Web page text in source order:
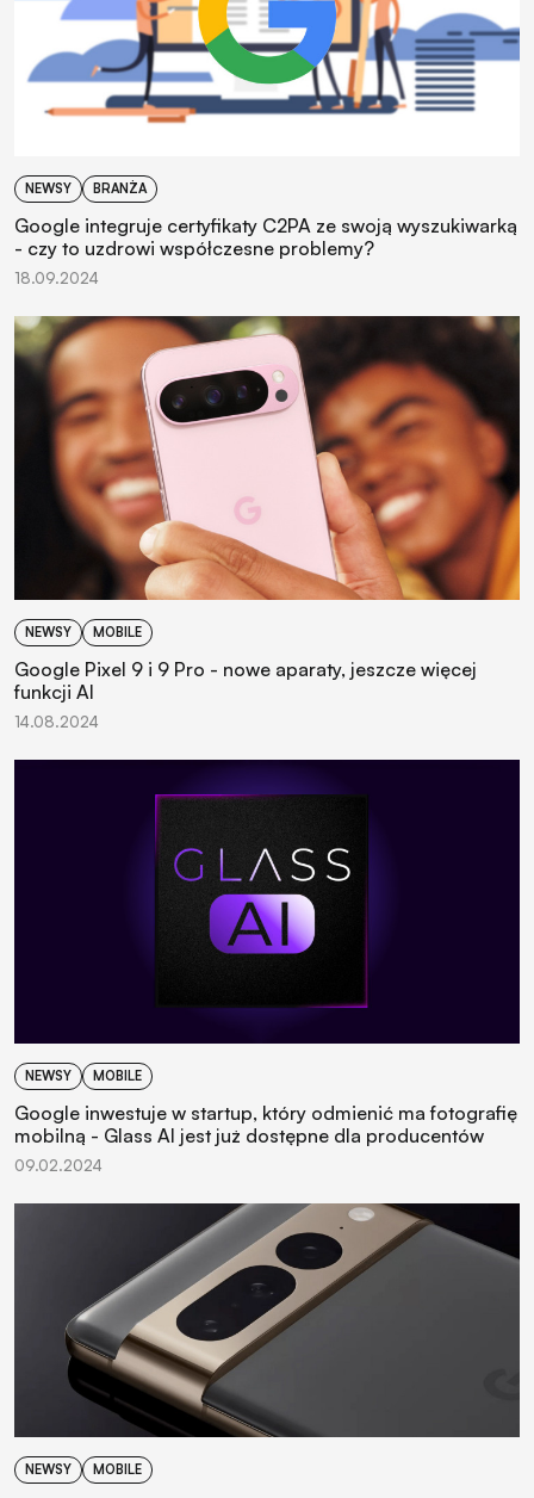
NEWSY BRANŻA
Google integruje certyfikaty C2PA ze swoją wyszukiwarką
- czy to uzdrowi współczesne problemy?
18.09.2024
NEWSY MOBILE
Google Pixel 9 i 9 Pro - nowe aparaty, jeszcze więcej
funkcji AI
14.08.2024
NEWSY MOBILE
Google inwestuje w startup, który odmienić ma fotografię
mobilną - Glass AI jest już dostępne dla producentów
09.02.2024
NEWSY MOBILE